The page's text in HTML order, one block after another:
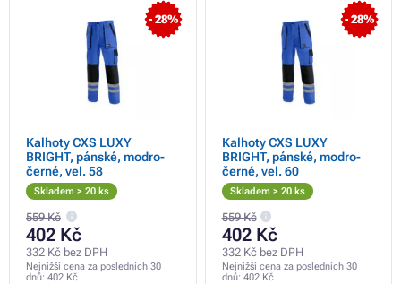
- 28%
Kalhoty CXS LUXY
BRIGHT, pánské, modro-
černé, vel. 58
Skladem > 20 ks
559 Kč
402 Kč
332 Kč bez DPH
Nejnižší cena za posledních 30
dnů: 402 Kč
- 28%
Kalhoty CXS LUXY
BRIGHT, pánské, modro-
černé, vel. 60
Skladem > 20 ks
559 Kč
402 Kč
332 Kč bez DPH
Nejnižší cena za posledních 30
dnů: 402 Kč